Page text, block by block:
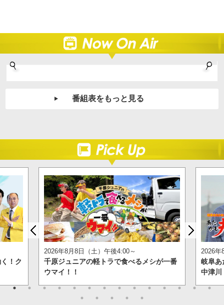
番組表をもっと見る
！ク
2026年8月8日（土）午後4:00～
千原ジュニアの軽トラで食べるメシが一番
ウマイ！！
2026年
岐阜
中津川